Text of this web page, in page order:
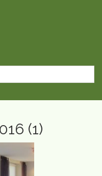
(1)